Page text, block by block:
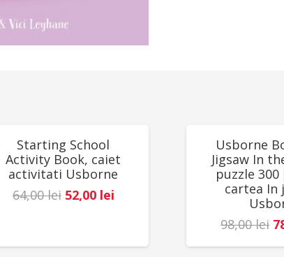
REDUCERI!
Starting School
Activity Book, caiet
activitati Usborne
64,00lei Prețul
fost:
52,00 leiPrețul
52,00 lei.
REDUCERI!
Usborne
Jigsaw In
puzzle 300
cartea In
98,00lei